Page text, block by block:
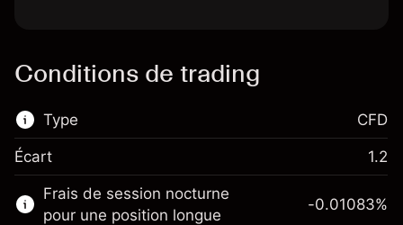
Conditions de trading
Type
Ce marché financier est disponible pour le
trading de CFD.
CFD
Écart 1.2
Frais de session nocturne
pour une position longue
-0.01083%